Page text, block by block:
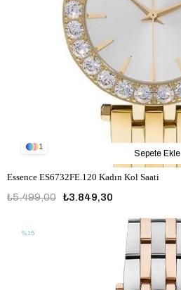
1
Essence ES6732FE.120 Kadın Kol Saati
₺3.849,30
₺5.499,00
Sepete Ekle
%15